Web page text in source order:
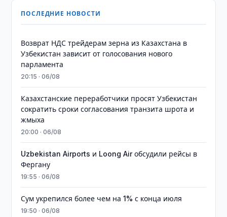
ПОСЛЕДНИЕ НОВОСТИ
Возврат НДС трейдерам зерна из Казахстана в
Узбекистан зависит от голосования нового
парламента
20:15 · 06/08
Казахстанские переработчики просят Узбекистан
сократить сроки согласования транзита шрота и
жмыха
20:00 · 06/08
Uzbekistan Airports и Loong Air обсудили рейсы в
Фергану
19:55 · 06/08
Сум укрепился более чем на 1% с конца июля
19:50 · 06/08